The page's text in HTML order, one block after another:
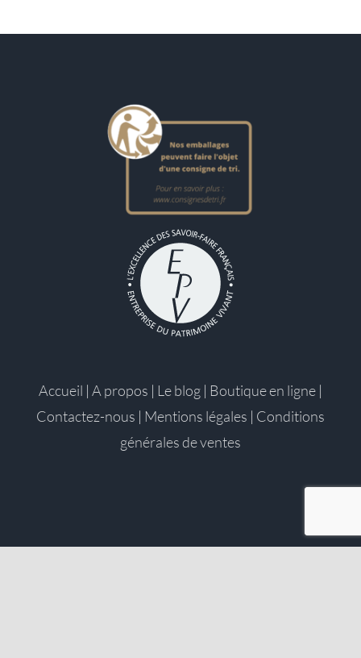
Accueil | A propos | Le blog | Boutique en ligne |
Contactez-nous | Mentions légales | Conditions
générales de ventes